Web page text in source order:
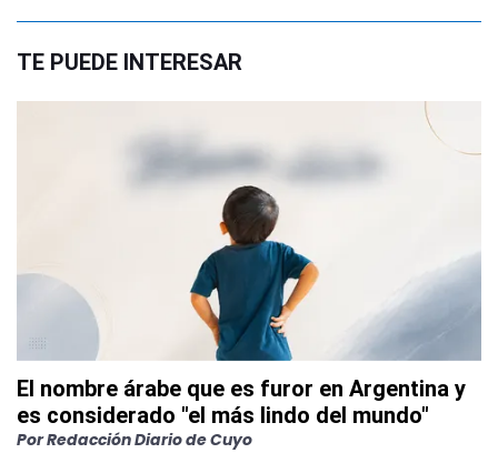
TE PUEDE INTERESAR
El nombre árabe que es furor en Argentina y
es considerado "el más lindo del mundo"
PorRedacción Diario de Cuyo